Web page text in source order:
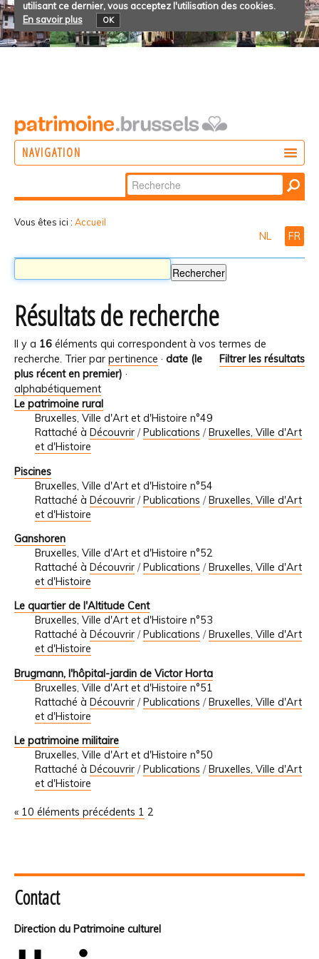
utilisant ce dernier, vous acceptez l'utilisation des cookies.
En savoir plus
OK
NAVIGATION
Chercher par
Recherche
Vous êtes ici : Accueil
NL FR
Résultats de recherche
Il y a 16 éléments qui correspondent à vos termes de
recherche.
Filtrer les résultats
Trier par pertinence · date (le
plus récent en premier) ·
alphabétiquement
Le patrimoine rural
Bruxelles, Ville d'Art et d'Histoire n°49
Rattaché à Découvrir /Publications /Bruxelles, Ville d'Art
et d'Histoire
Piscines
Bruxelles, Ville d'Art et d'Histoire n°54
Rattaché à Découvrir /Publications /Bruxelles, Ville d'Art
et d'Histoire
Ganshoren
Bruxelles, Ville d'Art et d'Histoire n°52
Rattaché à Découvrir /Publications /Bruxelles, Ville d'Art
et d'Histoire
Le quartier de l'Altitude Cent
Bruxelles, Ville d'Art et d'Histoire n°53
Rattaché à Découvrir / Publications / Bruxelles, Ville d'Art
et d'Histoire
Brugmann, l'hôpital-jardin de Victor Horta
Bruxelles, Ville d'Art et d'Histoire n°51
Rattaché à Découvrir /Publications /Bruxelles, Ville d'Art
et d'Histoire
Le patrimoine militaire
Bruxelles, Ville d'Art et d'Histoire n°50
Rattaché à Découvrir /Publications /Bruxelles, Ville d'Art
et d'Histoire
« 10 éléments précédents 1 2
Contact
Direction du Patrimoine culturel